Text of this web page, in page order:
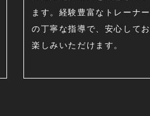
ます。経験豊富なトレーナー
の丁寧な指導で、安心してお
楽しみいただけます。